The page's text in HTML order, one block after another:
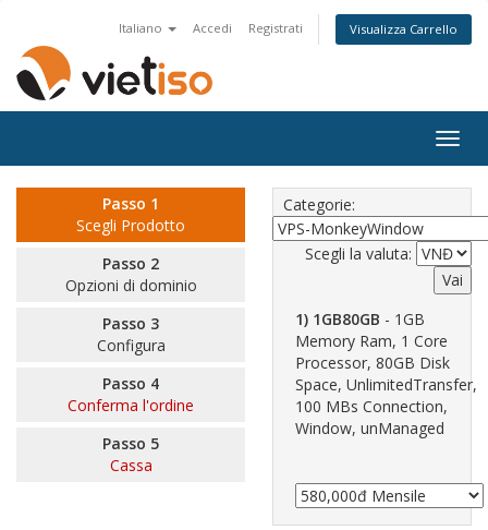
Italiano Accedi Registrati Visualizza Carrello
Passo 1
Scegli Prodotto
Passo 2
Opzioni di dominio
Passo 3
Configura
Passo 4
Conferma l'ordine
Passo 5
Cassa
Categorie:
Scegli la valuta:
1) 1GB80GB - 1GB
Memory Ram, 1 Core
Processor, 80GB Disk
Space, UnlimitedTransfer,
100 MBs Connection,
Window, unManaged